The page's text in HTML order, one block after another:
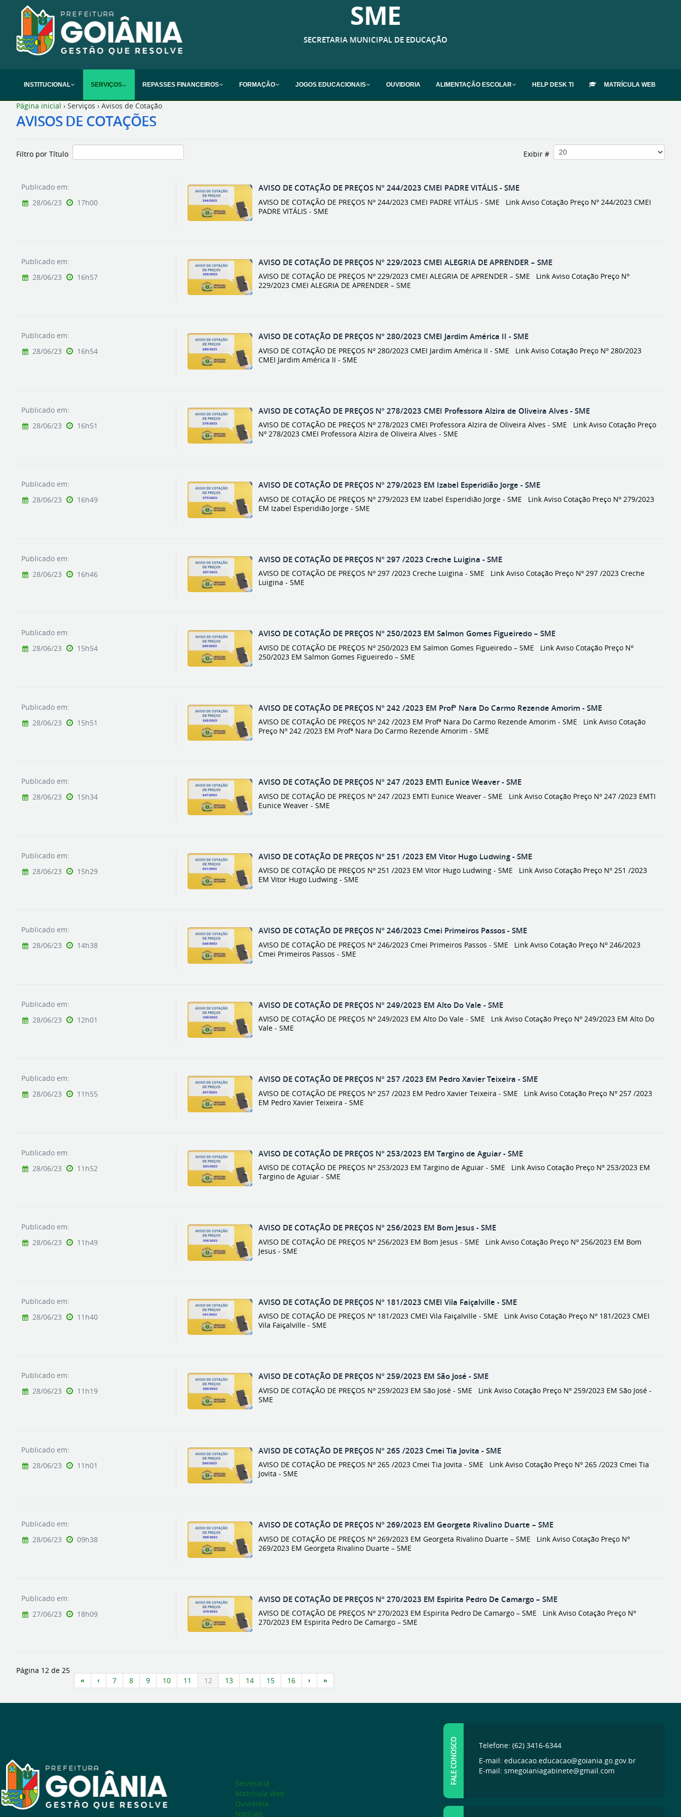
SME
SECRETARIA MUNICIPAL DE EDUCAÇÃO
INSTITUCIONAL SERVIÇOS REPASSES FINANCEIROS FORMAÇÃO JOGOS EDUCACIONAIS OUVIDORIA ALIMENTAÇÃO ESCOLAR HELP DESK TI MATRÍCULA WEB
Página inicial › Serviços › Avisos de Cotação
AVISOS DE COTAÇÕES
Filtro por Título Exibir #
AVISO DE COTAÇÃO DE PREÇOS Nº 244/2023 CMEI PADRE VITÁLIS - SME
AVISO DE COTAÇÃO DE PREÇOS Nº 244/2023 CMEI PADRE VITÁLIS - SME Link Aviso Cotação Preço Nº 244/2023 CMEI
PADRE VITÁLIS - SME
Publicado em:
28/06/23
17h00
AVISO DE COTAÇÃO DE PREÇOS Nº 229/2023 CMEI ALEGRIA DE APRENDER – SME
AVISO DE COTAÇÃO DE PREÇOS Nº 229/2023 CMEI ALEGRIA DE APRENDER – SME Link Aviso Cotação Preço Nº
229/2023 CMEI ALEGRIA DE APRENDER – SME
Publicado em:
28/06/23
16h57
AVISO DE COTAÇÃO DE PREÇOS Nº 280/2023 CMEI Jardim América II - SME
AVISO DE COTAÇÃO DE PREÇOS Nº 280/2023 CMEI Jardim América II - SME Link Aviso Cotação Preço Nº 280/2023
CMEI Jardim América II - SME
Publicado em:
28/06/23
16h54
AVISO DE COTAÇÃO DE PREÇOS Nº 278/2023 CMEI Professora Alzira de Oliveira Alves - SME
AVISO DE COTAÇÃO DE PREÇOS Nº 278/2023 CMEI Professora Alzira de Oliveira Alves - SME Link Aviso Cotação Preço
Nº 278/2023 CMEI Professora Alzira de Oliveira Alves - SME
Publicado em:
28/06/23
16h51
AVISO DE COTAÇÃO DE PREÇOS Nº 279/2023 EM Izabel Esperidião Jorge - SME
AVISO DE COTAÇÃO DE PREÇOS Nº 279/2023 EM Izabel Esperidião Jorge - SME Link Aviso Cotação Preço Nº 279/2023
EM Izabel Esperidião Jorge - SME
Publicado em:
28/06/23
16h49
AVISO DE COTAÇÃO DE PREÇOS Nº 297 /2023 Creche Luigina - SME
AVISO DE COTAÇÃO DE PREÇOS Nº 297 /2023 Creche Luigina - SME Link Aviso Cotação Preço Nº 297 /2023 Creche
Luigina - SME
Publicado em:
28/06/23
16h46
AVISO DE COTAÇÃO DE PREÇOS Nº 250/2023 EM Salmon Gomes Figueiredo – SME
AVISO DE COTAÇÃO DE PREÇOS Nº 250/2023 EM Salmon Gomes Figueiredo – SME Link Aviso Cotação Preço Nº
250/2023 EM Salmon Gomes Figueiredo – SME
Publicado em:
28/06/23
15h54
AVISO DE COTAÇÃO DE PREÇOS Nº 242 /2023 EM Profª Nara Do Carmo Rezende Amorim - SME
AVISO DE COTAÇÃO DE PREÇOS Nº 242 /2023 EM Profª Nara Do Carmo Rezende Amorim - SME Link Aviso Cotação
Preço Nº 242 /2023 EM Profª Nara Do Carmo Rezende Amorim - SME
Publicado em:
28/06/23
15h51
AVISO DE COTAÇÃO DE PREÇOS Nº 247 /2023 EMTI Eunice Weaver - SME
AVISO DE COTAÇÃO DE PREÇOS Nº 247 /2023 EMTI Eunice Weaver - SME Link Aviso Cotação Preço Nº 247 /2023 EMTI
Eunice Weaver - SME
Publicado em:
28/06/23
15h34
AVISO DE COTAÇÃO DE PREÇOS Nº 251 /2023 EM Vitor Hugo Ludwing - SME
AVISO DE COTAÇÃO DE PREÇOS Nº 251 /2023 EM Vitor Hugo Ludwing - SME Link Aviso Cotação Preço Nº 251 /2023
EM Vitor Hugo Ludwing - SME
Publicado em:
28/06/23
15h29
AVISO DE COTAÇÃO DE PREÇOS Nº 246/2023 Cmei Primeiros Passos - SME
AVISO DE COTAÇÃO DE PREÇOS Nº 246/2023 Cmei Primeiros Passos - SME Link Aviso Cotação Preço Nº 246/2023
Cmei Primeiros Passos - SME
Publicado em:
28/06/23
14h38
AVISO DE COTAÇÃO DE PREÇOS Nº 249/2023 EM Alto Do Vale - SME
AVISO DE COTAÇÃO DE PREÇOS Nº 249/2023 EM Alto Do Vale - SME Lnk Aviso Cotação Preço Nº 249/2023 EM Alto Do
Vale - SME
Publicado em:
28/06/23
12h01
AVISO DE COTAÇÃO DE PREÇOS Nº 257 /2023 EM Pedro Xavier Teixeira - SME
AVISO DE COTAÇÃO DE PREÇOS Nº 257 /2023 EM Pedro Xavier Teixeira - SME Link Aviso Cotação Preço Nº 257 /2023
EM Pedro Xavier Teixeira - SME
Publicado em:
28/06/23
11h55
AVISO DE COTAÇÃO DE PREÇOS Nº 253/2023 EM Targino de Aguiar - SME
AVISO DE COTAÇÃO DE PREÇOS Nº 253/2023 EM Targino de Aguiar - SME Link Aviso Cotação Preço Nº 253/2023 EM
Targino de Aguiar - SME
Publicado em:
28/06/23
11h52
AVISO DE COTAÇÃO DE PREÇOS Nº 256/2023 EM Bom Jesus - SME
AVISO DE COTAÇÃO DE PREÇOS Nº 256/2023 EM Bom Jesus - SME Link Aviso Cotação Preço Nº 256/2023 EM Bom
Jesus - SME
Publicado em:
28/06/23
11h49
AVISO DE COTAÇÃO DE PREÇOS Nº 181/2023 CMEI Vila Faiçalville - SME
AVISO DE COTAÇÃO DE PREÇOS Nº 181/2023 CMEI Vila Faiçalville - SME Link Aviso Cotação Preço Nº 181/2023 CMEI
Vila Faiçalville - SME
Publicado em:
28/06/23
11h40
AVISO DE COTAÇÃO DE PREÇOS Nº 259/2023 EM São José - SME
AVISO DE COTAÇÃO DE PREÇOS Nº 259/2023 EM São José - SME Link Aviso Cotação Preço Nº 259/2023 EM São José -
SME
Publicado em:
28/06/23
11h19
AVISO DE COTAÇÃO DE PREÇOS Nº 265 /2023 Cmei Tia Jovita - SME
AVISO DE COTAÇÃO DE PREÇOS Nº 265 /2023 Cmei Tia Jovita - SME Link Aviso Cotação Preço Nº 265 /2023 Cmei Tia
Jovita - SME
Publicado em:
28/06/23
11h01
AVISO DE COTAÇÃO DE PREÇOS Nº 269/2023 EM Georgeta Rivalino Duarte – SME
AVISO DE COTAÇÃO DE PREÇOS Nº 269/2023 EM Georgeta Rivalino Duarte – SME Link Aviso Cotação Preço Nº
269/2023 EM Georgeta Rivalino Duarte – SME
Publicado em:
28/06/23
09h38
AVISO DE COTAÇÃO DE PREÇOS Nº 270/2023 EM Espirita Pedro De Camargo – SME
AVISO DE COTAÇÃO DE PREÇOS Nº 270/2023 EM Espirita Pedro De Camargo – SME Link Aviso Cotação Preço Nº
270/2023 EM Espirita Pedro De Camargo – SME
Publicado em:
27/06/23
18h09
Página 12 de 25
7
8 9 10 11 12 13 14 15 16
Secretaria
Matrícula Web
Ouvidoria
Notícias
FALE CONOSCO
Telefone: (62) 3416-6344
E-mail: educacao.educacao@goiania.go.gov.br
E-mail: smegoianiagabinete@gmail.com